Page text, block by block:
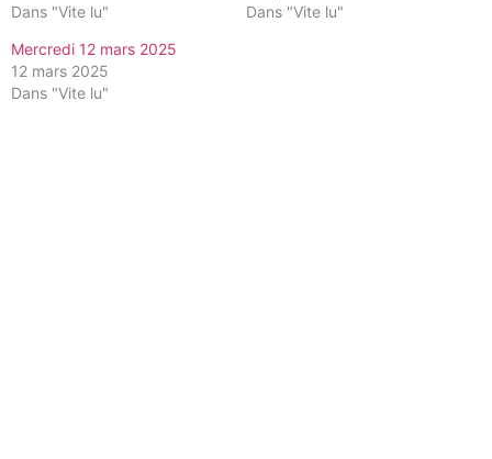
Dans "Vite lu"
Dans "Vite lu"
Mercredi 12 mars 2025
12 mars 2025
Dans "Vite lu"